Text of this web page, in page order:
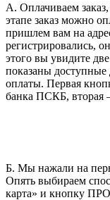
А. Оплачиваем
этапе заказ можно
пришлем вам на
регистрировались,
этого вы увидите
показаны
оплаты. Первая
банка ПСКБ,
Б. Мы нажали на
Опять выбираем
карта» и кнопку